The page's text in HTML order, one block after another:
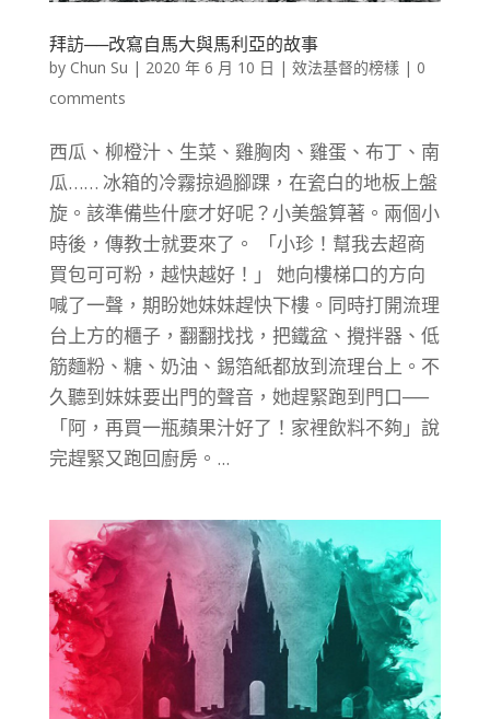
拜訪──改寫自馬大與馬利亞的故事
by Chun Su | 2020 年 6 月 10 日 | 效法基督的榜樣| 0
comments
西瓜、柳橙汁、生菜、雞胸肉、雞蛋、布丁、南
瓜…… 冰箱的冷霧掠過腳踝，在瓷白的地板上盤
旋。該準備些什麼才好呢？小美盤算著。兩個小
時後，傳教士就要來了。 「小珍！幫我去超商
買包可可粉，越快越好！」 她向樓梯口的方向
喊了一聲，期盼她妹妹趕快下樓。同時打開流理
台上方的櫃子，翻翻找找，把鐵盆、攪拌器、低
筋麵粉、糖、奶油、錫箔紙都放到流理台上。不
久聽到妹妹要出門的聲音，她趕緊跑到門口──
「阿，再買一瓶蘋果汁好了！家裡飲料不夠」說
完趕緊又跑回廚房。...